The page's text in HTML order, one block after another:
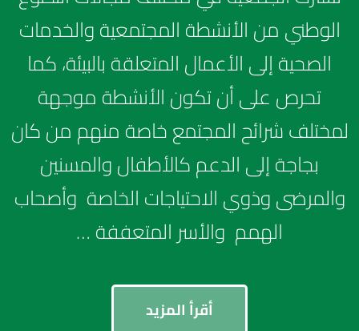
الوطني من الأنشطة المجتمعية والخدمات
الصحية إلى الأعمال المتعلقة بالبيئة، كما
تحرص على أن تكون الأنشطة موجهة
لمختلف شرائح المجتمع خاصة منهم من كان
بجاجة إلى الدعم كالأطفال والمسنين
والمرضى وذوي الاحتياجات الخاصة وأصحاب
الهمم والأسر المتعففة …
أقرأ المزيد